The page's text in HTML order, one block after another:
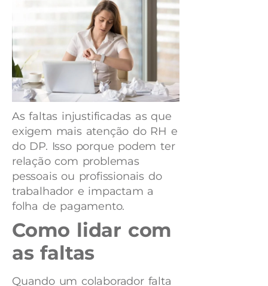
As faltas injustificadas as que
exigem mais atenção do RH e
do DP. Isso porque podem ter
relação com problemas
pessoais ou profissionais do
trabalhador e impactam a
folha de pagamento.
Como lidar com
as faltas
Quando um colaborador falta